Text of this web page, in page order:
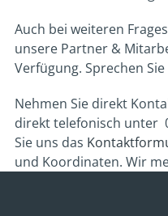
Auch bei weiteren
unsere Partner &
Verfügung. Sprechen
Nehmen Sie direkt
direkt telefonisch unter
Sie uns das
und Koordinaten. Wir